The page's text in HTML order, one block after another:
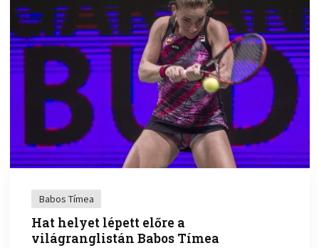
Babos Tímea
Hat helyet lépett előre a
világranglistán Babos Tímea